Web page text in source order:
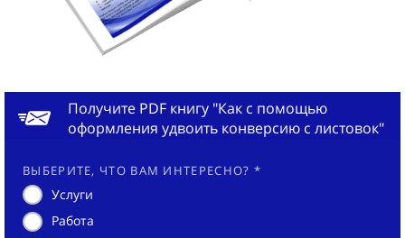
Получите PDF книгу "Как с помощью
оформления удвоить конверсию с листовок"
ВЫБЕРИТЕ, ЧТО ВАМ ИНТЕРЕСНО? *
Услуги
Работа